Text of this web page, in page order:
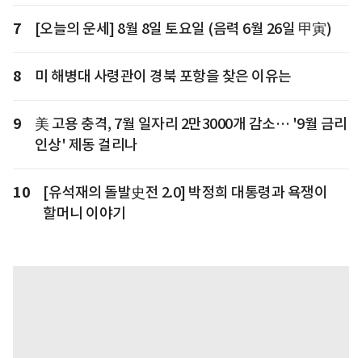
7 [오늘의 운세] 8월 8일 토요일 (음력 6월 26일 甲寅)
8 미 해병대 사령관이 경북 포항을 찾은 이유는
9
美 고용 충격, 7월 일자리 2만3000개 감소… '9월 금리
인상' 제동 걸리나
10
[유석재의 돌발史전 2.0] 박정희 대통령과 욕쟁이
할머니 이야기